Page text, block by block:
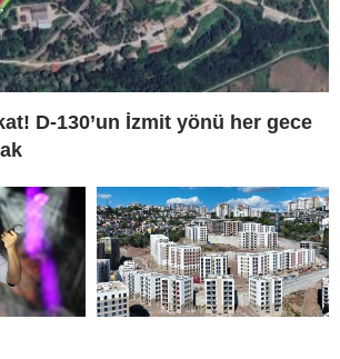
D-130’un İzmit yönü her gece